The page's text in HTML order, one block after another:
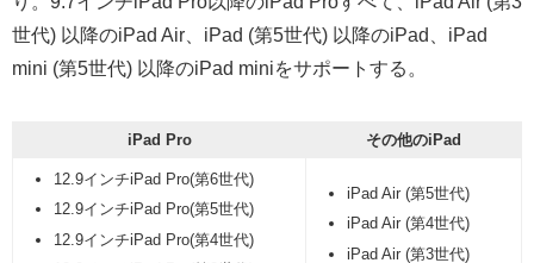
世代) 以降のiPad Air、iPad (第5世代) 以降のiPad、iPad
mini (第5世代) 以降のiPad miniをサポートする。
iPad Pro その他のiPad
12.9インチiPad Pro(第6世代)
12.9インチiPad Pro(第5世代)
12.9インチiPad Pro(第4世代)
iPad Air (第5世代)
iPad Air (第4世代)
iPad Air (第3世代)